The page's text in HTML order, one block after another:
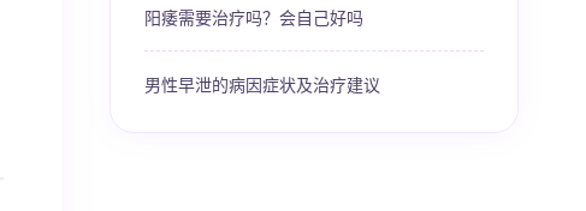
阳痿需要治疗吗？会自己好吗
男性早泄的病因症状及治疗建议